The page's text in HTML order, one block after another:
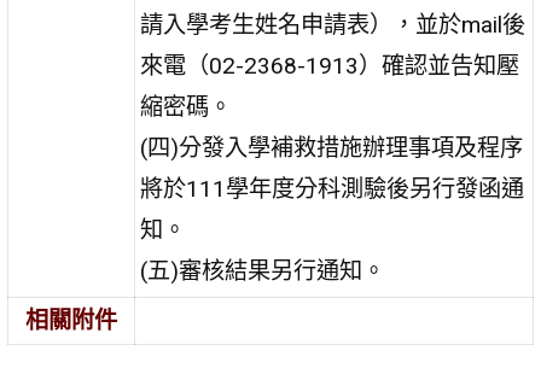
請入學考生姓名申請表），並於mail後
來電（02-2368-1913）確認並告知壓
縮密碼。
(四)分發入學補救措施辦理事項及程序
將於111學年度分科測驗後另行發函通
知。
(五)審核結果另行通知。
相關附件